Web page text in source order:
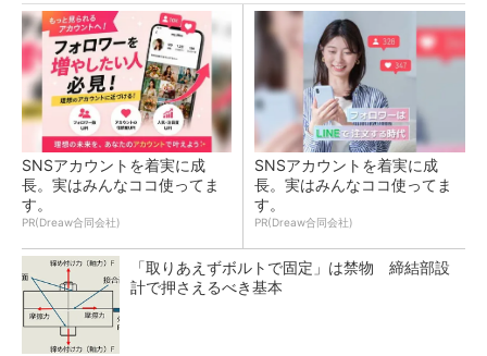
SNSアカウントを着実に成
長。実はみんなココ使ってま
す。
PR(Dreaw合同会社)
SNSアカウントを着実に成
長。実はみんなココ使ってま
す。
PR(Dreaw合同会社)
「取りあえずボルトで固定」は禁物 締結部設
計で押さえるべき基本